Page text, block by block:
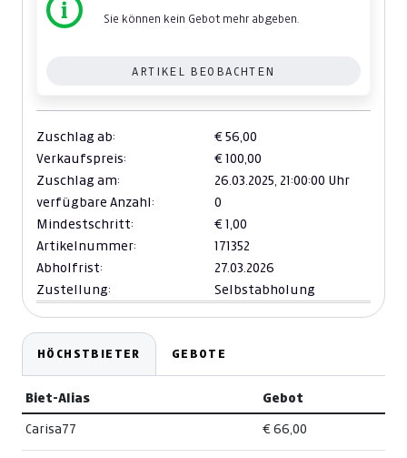
Sie können kein Gebot mehr abgeben.
ARTIKEL BEOBACHTEN
Zuschlag ab:
€ 56,00
Verkaufspreis:
€ 100,00
Zuschlag am:
26.03.2025, 21:00:00 Uhr
verfügbare Anzahl:
0
Mindestschritt:
€ 1,00
Artikelnummer:
171352
Abholfrist:
27.03.2026
Zustellung:
Selbstabholung
HÖCHSTBIETER GEBOTE
Biet-Alias Gebot
Carisa77 € 66,00